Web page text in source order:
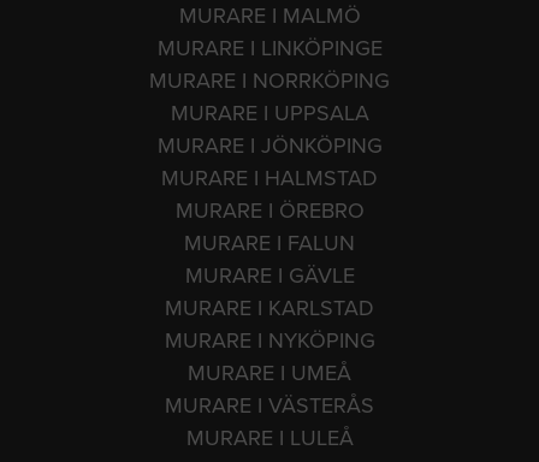
MURARE I MALMÖ
MURARE I LINKÖPINGE
MURARE I NORRKÖPING
MURARE I UPPSALA
MURARE I JÖNKÖPING
MURARE I HALMSTAD
MURARE I ÖREBRO
MURARE I FALUN
MURARE I GÄVLE
MURARE I KARLSTAD
MURARE I NYKÖPING
MURARE I UMEÅ
MURARE I VÄSTERÅS
MURARE I LULEÅ